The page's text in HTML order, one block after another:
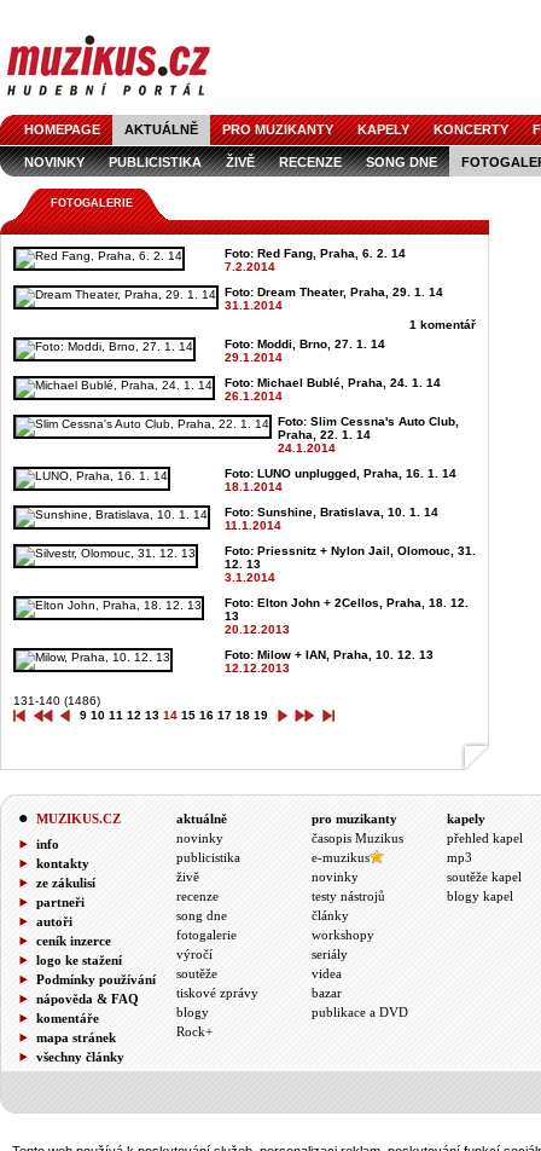
HOMEPAGE AKTUÁLNĚ PRO MUZIKANTY KAPELY KONCERTY
NOVINKY PUBLICISTIKA ŽIVĚ RECENZE SONG DNE
FOTOGALERIE
Foto: Red Fang, Praha, 6. 2. 14
7.2.2014
Foto: Dream Theater, Praha, 29. 1. 14
31.1.2014
1 komentář
Foto: Moddi, Brno, 27. 1. 14
29.1.2014
Foto: Michael Bublé, Praha, 24. 1. 14
26.1.2014
Foto: Slim Cessna's Auto Club,
Praha, 22. 1. 14
24.1.2014
Foto: LUNO unplugged, Praha, 16. 1. 14
18.1.2014
Foto: Sunshine, Bratislava, 10. 1. 14
11.1.2014
Foto: Priessnitz + Nylon Jail, Olomouc, 31.
12. 13
3.1.2014
Foto: Elton John + 2Cellos, Praha, 18. 12.
13
20.12.2013
Foto: Milow + IAN, Praha, 10. 12. 13
12.12.2013
131-140 (1486)
9 10 11 12 13 14 15 16 17 18 19
MUZIKUS.CZ
info
kontakty
ze zákulisí
partneři
autoři
ceník inzerce
logo ke stažení
Podmínky používání
nápověda & FAQ
komentáře
mapa stránek
všechny články
aktuálně
novinky
publicistika
živě
recenze
song dne
fotogalerie
výročí
soutěže
tiskové zprávy
blogy
Rock+
pro muzikanty
časopis Muzikus
e-muzikus
novinky
testy nástrojů
články
workshopy
seriály
videa
bazar
publikace a DVD
kapely
přehled kapel
mp3
soutěže kapel
blogy kapel